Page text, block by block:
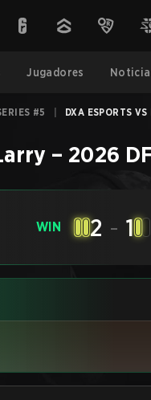
Jugadores
#5 DXA ESPORTS
– 2026
WIN 2 - 1